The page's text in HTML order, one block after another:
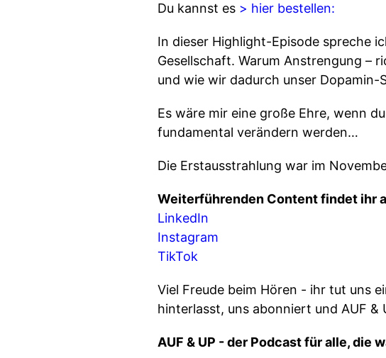
Du kannst es > hier bestellen:
In dieser Highlight-Episode spreche
Gesellschaft. Warum Anstrengung –
und wie wir dadurch unser
Es wäre mir eine große Ehre, wenn
fundamental verändern werden…
Die Erstausstrahlung war im
Weiterführenden Content findet ihr
LinkedIn
Instagram
TikTok
Viel Freude beim Hören - ihr tut uns
hinterlasst, uns abonniert und AUF &
AUF & UP - der Podcast für alle, die